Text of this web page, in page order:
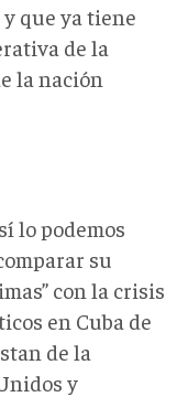
que ya tiene
de la
la nación
lo podemos
su
con la crisis
en Cuba de
de la
y